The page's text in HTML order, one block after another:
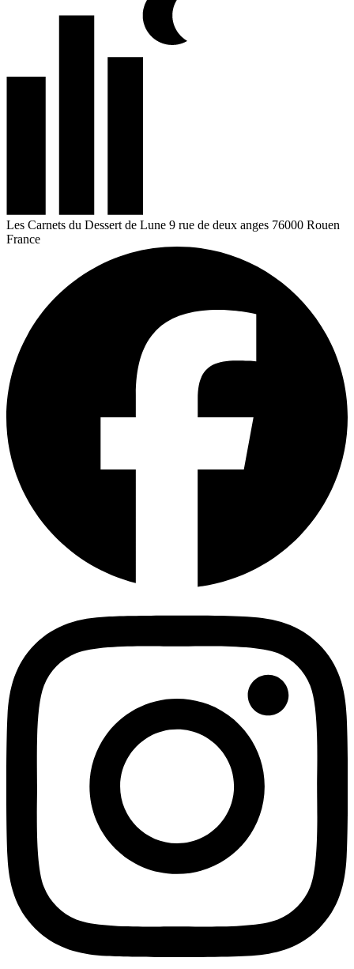
Les Carnets du Dessert de Lune 9 rue de deux anges 76000 Rouen
France